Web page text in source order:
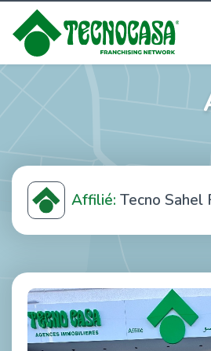
Affilié: Tecno Sahel